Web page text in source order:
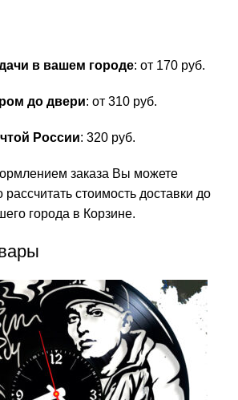
в вашем городе: от 170 руб.
до двери: от 310 руб.
России: 320 руб.
заказа Вы можете
рассчитать стоимость доставки до
города в Корзине.